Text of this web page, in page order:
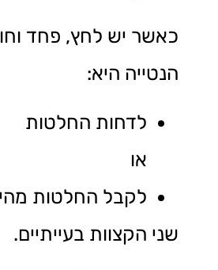
כאשר יש לחץ, פחד
הנטייה היא:
לדחות החלטות
או
לקבל החלטות
שני הקצוות בעייתיים.